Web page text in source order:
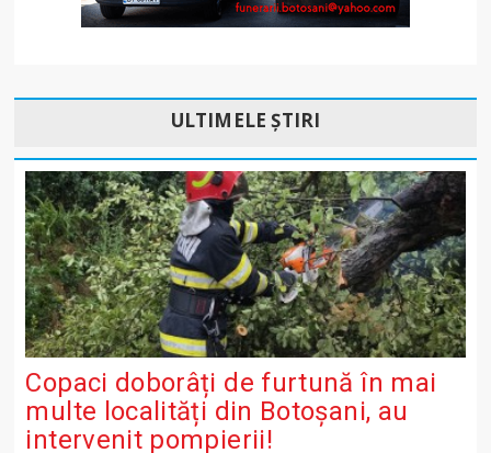
ULTIMELE ȘTIRI
Copaci doborâți de furtună în mai
multe localități din Botoșani, au
intervenit pompierii!